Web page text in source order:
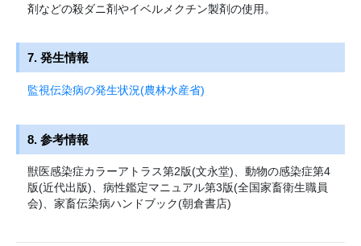
剤などの殺ダニ剤やイベルメクチン製剤の使用。
7. 発生情報
監視伝染病の発生状況(農林水産省)
8. 参考情報
獣医感染症カラーアトラス第2版(文永堂)、動物の感染症第4
版(近代出版)、病性鑑定マニュアル第3版(全国家畜衛生職員
会)、家畜伝染病ハンドブック(朝倉書店)